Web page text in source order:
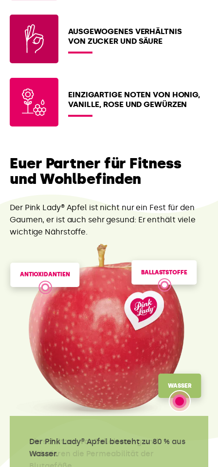
AUSGEWOGENES VERHÄLTNIS
VON ZUCKER UND SÄURE
EINZIGARTIGE NOTEN VON HONIG,
VANILLE, ROSE UND GEWÜRZEN
Euer Partner für Fitness
und Wohlbefinden
Der Pink Lady® Apfel ist nicht nur ein Fest für den
Gaumen, er ist auch sehr gesund: Er enthält viele
wichtige Nährstoffe.
ANTIOXIDANTIEN
WASSER
BALLASTSTOFFE
Der Pink Lady® Apfel besteht zu 80 % aus
Wasser.